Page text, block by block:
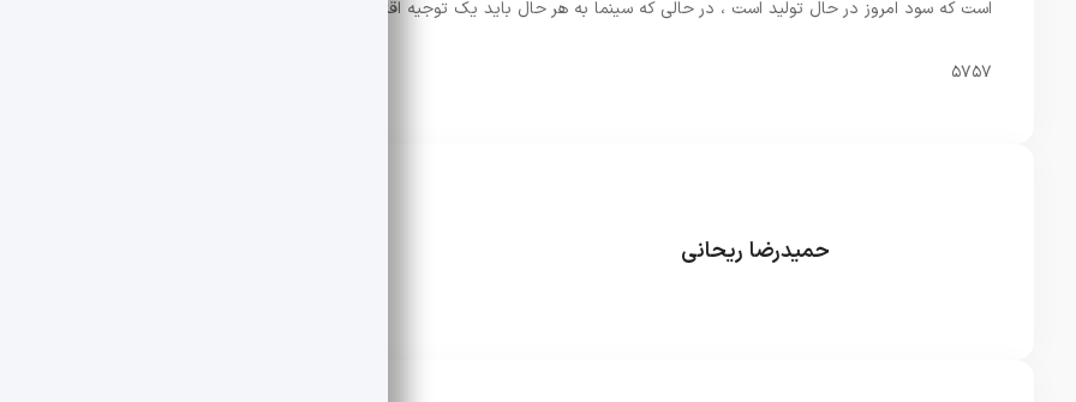
است که سود امروز در حال تولید است ، در حالی که سینما به هر حال باید یک توجیه اقتصادی برای مخاطب داشته باشد.
۵۷۵۷
حمیدرضا ریحانی